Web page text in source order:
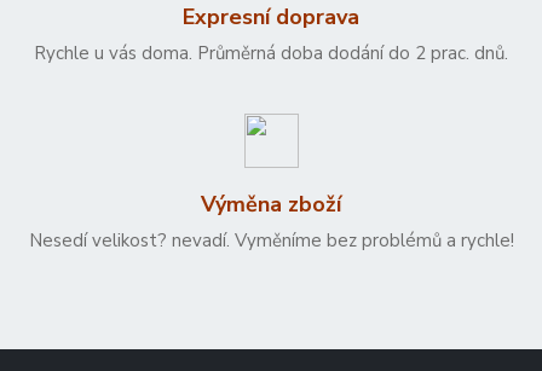
Expresní doprava
Rychle u vás doma. Průměrná doba dodání do 2 prac. dnů.
Výměna zboží
Nesedí velikost? nevadí. Vyměníme bez problémů a rychle!